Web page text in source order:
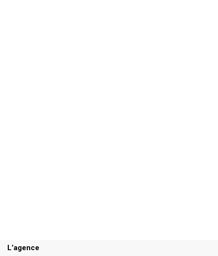
L’agence